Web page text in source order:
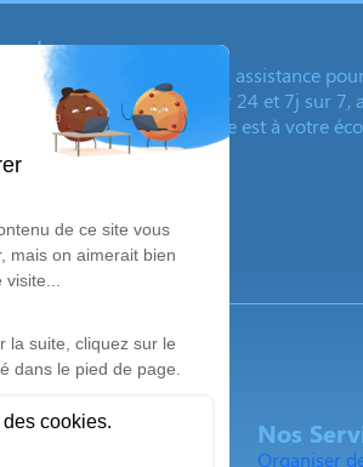
Ansart vous apporte son assistance
et ses alentours 24h sur 24 et 7j sur 7,
proposées et son équipe est à votre
- Nolay
Nos
Organiser